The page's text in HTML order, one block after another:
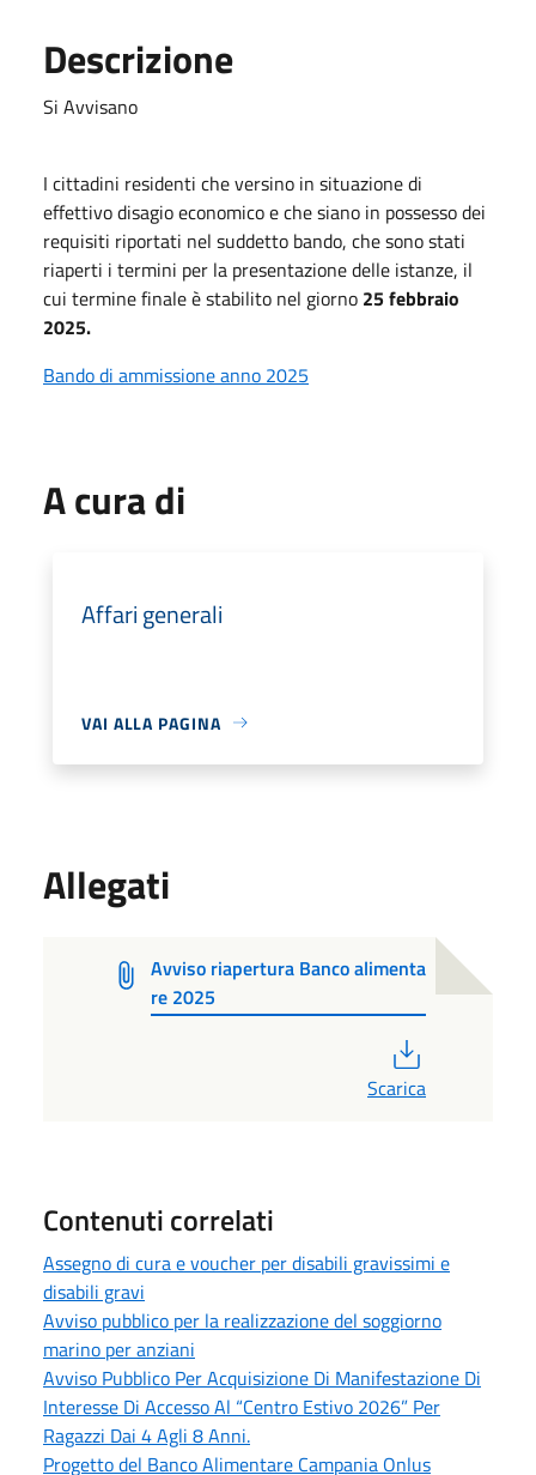
Descrizione
Si Avvisano
I cittadini residenti che versino in situazione di
effettivo disagio economico e che siano in possesso dei
requisiti riportati nel suddetto bando, che sono stati
riaperti i termini per la presentazione delle istanze, il
cui termine finale è stabilito nel giorno 25 febbraio
2025.
Bando di ammissione anno 2025
A cura di
Affari generali
VAI ALLA PAGINA
Allegati
Avviso riapertura Banco alimenta
re 2025
Scarica
Contenuti correlati
Assegno di cura e voucher per disabili gravissimi e
disabili gravi
Avviso pubblico per la realizzazione del soggiorno
marino per anziani
Avviso Pubblico Per Acquisizione Di Manifestazione Di
Interesse Di Accesso Al “Centro Estivo 2026” Per
Ragazzi Dai 4 Agli 8 Anni.
Progetto del Banco Alimentare Campania Onlus